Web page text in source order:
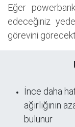
Eğer
edeceğiniz
görevini
İnce daha
ağırlığının
bulunur